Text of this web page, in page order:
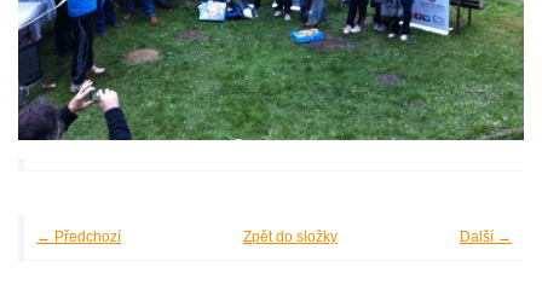
← Předchozí Další →
Zpět do složky